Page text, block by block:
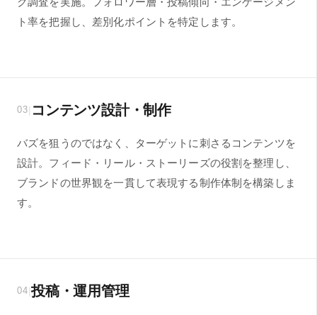
ト率を把握し、差別化ポイントを特定します。
03| コンテンツ設計・制作
バズを狙うのではなく、ターゲットに刺さるコンテンツを
設計。フィード・リール・ストーリーズの役割を整理し、
ブランドの世界観を一貫して表現する制作体制を構築しま
す。
04|投稿・運用管理